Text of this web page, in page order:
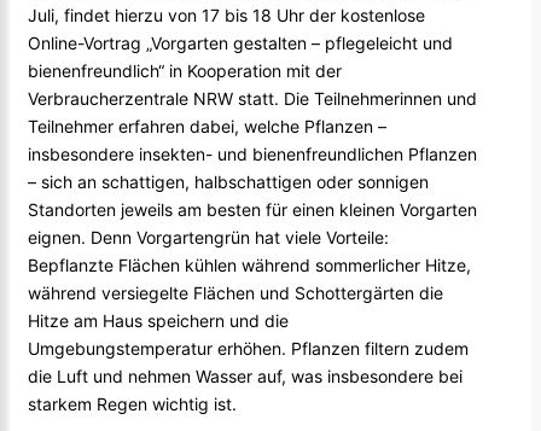
Juli, findet hierzu von 17 bis 18 Uhr der kostenlose
Online-Vortrag „Vorgarten gestalten – pflegeleicht und
bienenfreundlich“ in Kooperation mit der
Verbraucherzentrale NRW statt. Die Teilnehmerinnen und
Teilnehmer erfahren dabei, welche Pflanzen –
insbesondere insekten- und bienenfreundlichen Pflanzen
– sich an schattigen, halbschattigen oder sonnigen
Standorten jeweils am besten für einen kleinen Vorgarten
eignen. Denn Vorgartengrün hat viele Vorteile:
Bepflanzte Flächen kühlen während sommerlicher Hitze,
während versiegelte Flächen und Schottergärten die
Hitze am Haus speichern und die
Umgebungstemperatur erhöhen. Pflanzen filtern zudem
die Luft und nehmen Wasser auf, was insbesondere bei
starkem Regen wichtig ist.